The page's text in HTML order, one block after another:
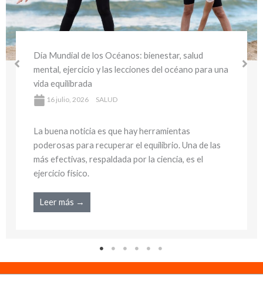
Día Mundial de los Océanos: bienestar, salud
mental, ejercicio y las lecciones del océano para una
vida equilibrada
16 julio, 2026 SALUD
La buena noticia es que hay herramientas
poderosas para recuperar el equilibrio. Una de las
más efectivas, respaldada por la ciencia, es el
ejercicio físico.
Leer más →